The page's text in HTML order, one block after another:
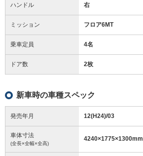
ハンドル 右
ミッション フロア6MT
乗車定員 4名
ドア数 2枚
新車時の車種スペック
発売年月 12(H24)/03
車体寸法
(全長×全幅×全高)
4240×1775×1300mm